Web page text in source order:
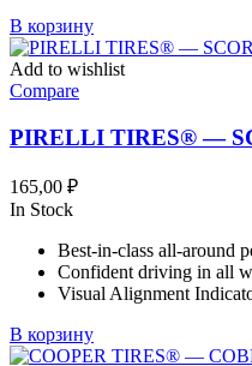
В корзину
Add to wishlist
Compare
PIRELLI TIRES® —
165,00 ₽
In Stock
Best-in-class all-around
Confident driving in all
Visual Alignment
В корзину